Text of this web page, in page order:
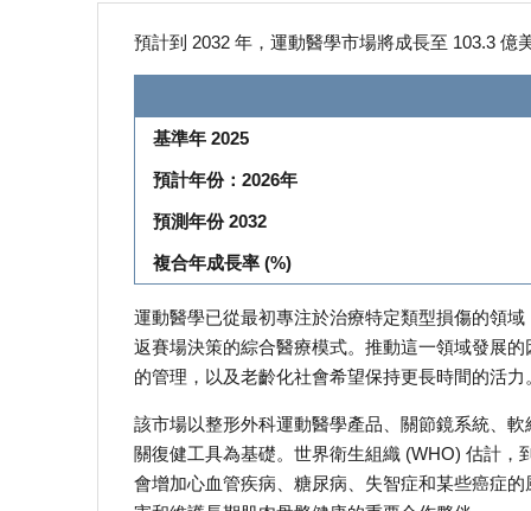
預計到 2032 年，運動醫學市場將成長至 103.3 億
基準年 2025
預計年份：2026年
預測年份 2032
複合年成長率 (%)
運動醫學已從最初專注於治療特定類型損傷的領
返賽場決策的綜合醫療模式。推動這一領域發展
的管理，以及老齡化社會希望保持更長時間的活力
該市場以整形外科運動醫學產品、關節鏡系統、
關復健工具為基礎。世界衛生組織 (WHO) 估計，
會增加心血管疾病、糖尿病、失智症和某些癌症